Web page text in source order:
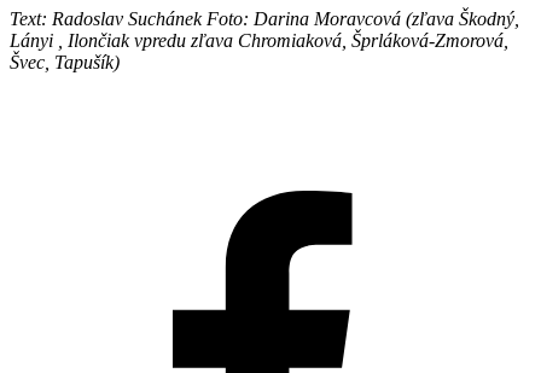
Text: Radoslav Suchánek Foto: Darina Moravcová (zľava Škodný,
Lányi , Ilončiak vpredu zľava Chromiaková, Šprláková-Zmorová,
Švec, Tapušík)